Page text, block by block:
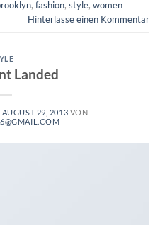
, fashion, style, women
Hinterlasse einen Kommentar
Landed
AUGUST 29, 2013 VON